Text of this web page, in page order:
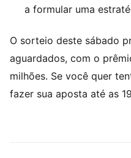
a formular uma
O sorteio deste sábado
aguardados, com o
milhões. Se você quer
fazer sua aposta até as